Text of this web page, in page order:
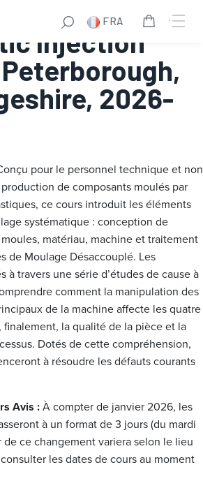
FRA
of
Injection
2026-
pour le personnel technique et non
de composants moulés par
ce cours introduit les éléments
systématique : conception de
matériau, machine et traitement
de Moulage Désaccouplé. Les
à travers une série d’études de cause à
comment la manipulation des
de la machine affecte les quatre
la qualité de la pièce et la
Dotés de cette compréhension,
à résoudre les défauts courants
Avis :À compter de janvier 2026, les
à un format de 3 jours (du mardi
ce changement variera selon le lieu
les dates de cours au moment